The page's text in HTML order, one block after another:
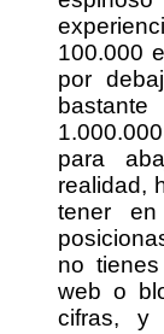
100.000
por
para
realidad,
tener
no
web o
cifras, y